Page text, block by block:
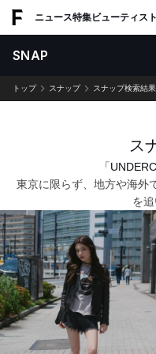
ニュース特集ビューティ ス
SNAP
トップ スナップ スナップ検索結果
ス
「
東京に限らず、地方や海外
を追